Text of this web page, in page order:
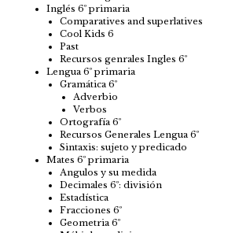
Inglés 6º primaria
Comparatives and superlatives
Cool Kids 6
Past
Recursos genrales Ingles 6º
Lengua 6º primaria
Gramática 6º
Adverbio
Verbos
Ortografía 6º
Recursos Generales Lengua 6º
Sintaxis: sujeto y predicado
Mates 6º primaria
Angulos y su medida
Decimales 6º: división
Estadística
Fracciones 6º
Geometria 6º